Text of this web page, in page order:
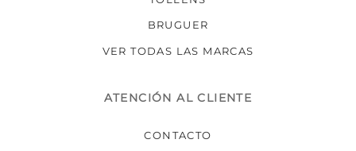
BRUGUER
VER TODAS LAS MARCAS
ATENCIÓN AL CLIENTE
CONTACTO